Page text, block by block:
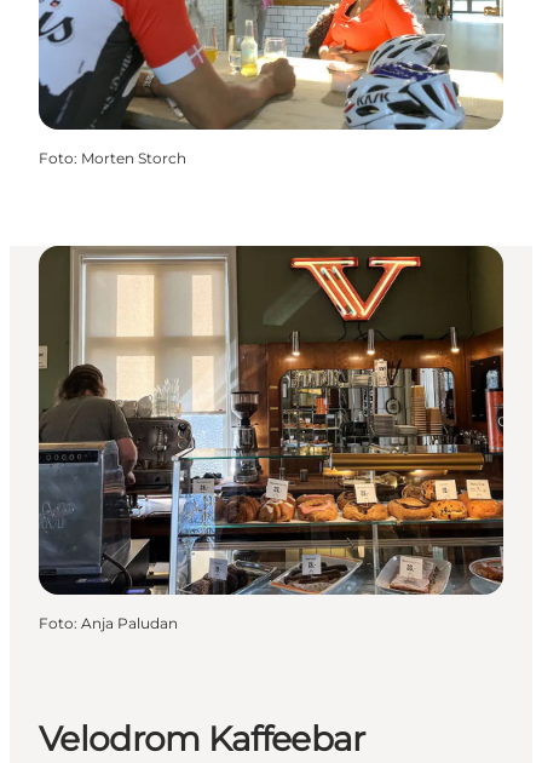
Foto: Morten Storch
Foto: Anja Paludan
Velodrom Kaffeebar